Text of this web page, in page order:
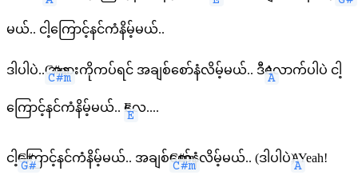
မယ်.. ငါ့ကြောင့်နင်ကံနိမ့်မယ်..
ဒါပါပဲ..C#m
အနားကိုကပ်ရင် အချစ်စော်နံလိမ့်မယ်.. ဒီA
လောက်ပါပဲ ငါ့
ကြောင့်နင်ကံနိမ့်မယ်.. E
လေ....
ငါ့ G#
ကြောင့်နင်ကံနိမ့်မယ်.. အချစ်C#m
စော်နံလိမ့်မယ်.. (ဒါပါပဲA
) Yeah!